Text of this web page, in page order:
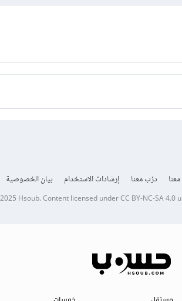
درّب معنا إرشادات الاستخدام بيان الخصوصية
Hsoub.Content licensed underCC BY-NC-SA 4.0